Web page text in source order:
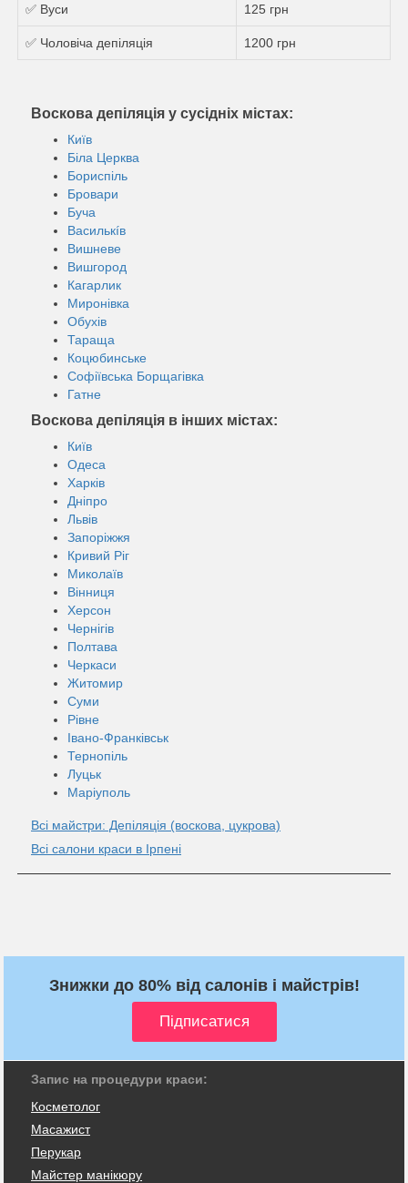
✅ Вуси 125 грн
✅ Чоловіча депіляція 1200 грн
Воскова депіляція у сусідніх містах:
Київ
Біла Церква
Бориспіль
Бровари
Буча
Василькíв
Вишневе
Вишгород
Кагарлик
Миронівка
Обухів
Тараща
Коцюбинське
Софіївська Борщагівка
Гатне
Воскова депіляція в інших містах:
Київ
Одеса
Харків
Дніпро
Львів
Запоріжжя
Кривий Ріг
Миколаїв
Вінниця
Херсон
Чернігів
Полтава
Черкаси
Житомир
Суми
Рівне
Івано-Франківськ
Тернопіль
Луцьк
Маріуполь
Всі майстри: Депіляція (воскова, цукрова)
Всі салони краси в Ірпені
Знижки до 80% від салонів і майстрів!
Запис на процедури краси:
Косметолог
Масажист
Перукар
Майстер манікюру